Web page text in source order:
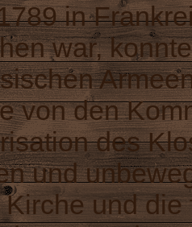
in
war,
von den
des
und
und